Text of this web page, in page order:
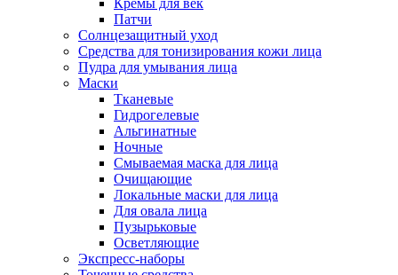
Патчи
Солнцезащитный уход
Средства для тонизирования кожи лица
Пудра для умывания лица
Маски
Тканевые
Гидрогелевые
Альгинатные
Ночные
Смываемая маска для лица
Очищающие
Локальные маски для лица
Для овала лица
Пузырьковые
Осветляющие
Экспресс-наборы